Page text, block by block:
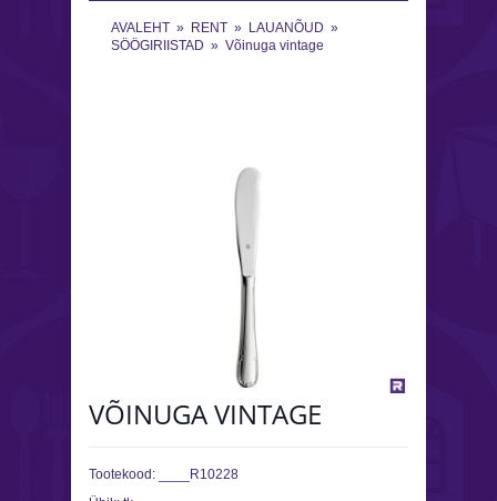
AVALEHT » RENT » LAUANÕUD »
SÖÖGIRIISTAD » Võinuga vintage
VÕINUGA VINTAGE
Tootekood:
____R10228